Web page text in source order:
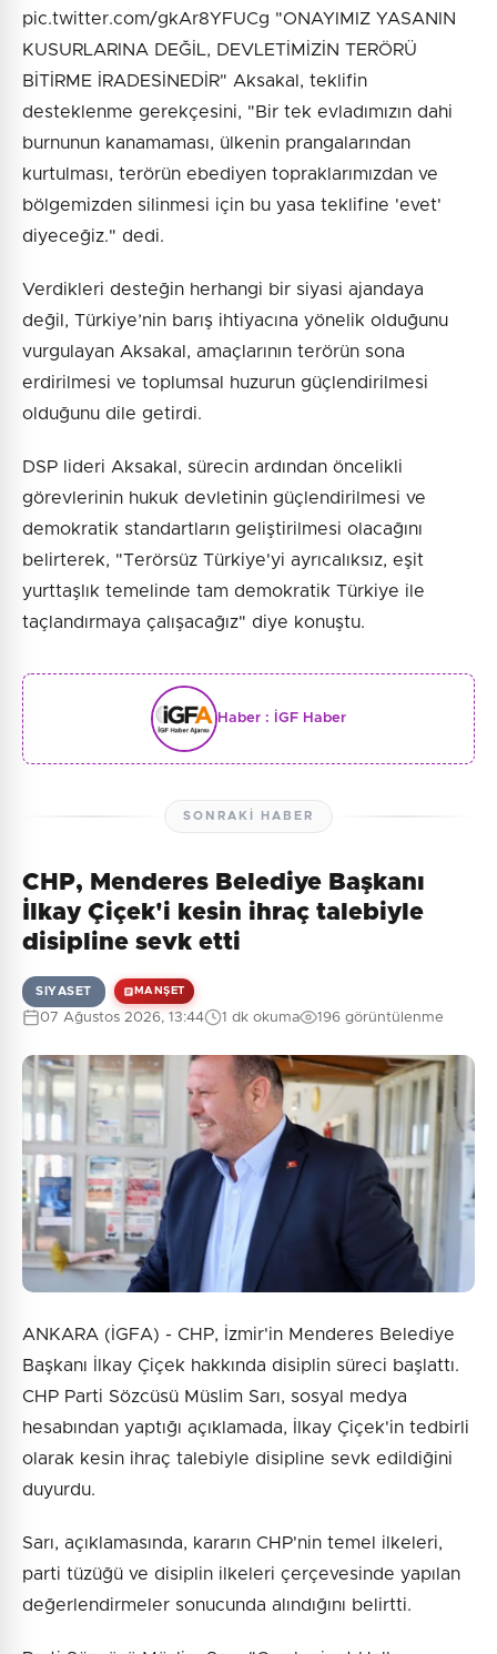
pic.twitter.com/gkAr8YFUCg "ONAYIMIZ YASANIN
KUSURLARINA DEĞİL, DEVLETİMİZİN TERÖRÜ
BİTİRME İRADESİNEDİR" Aksakal, teklifin
desteklenme gerekçesini, "Bir tek evladımızın dahi
burnunun kanamaması, ülkenin prangalarından
kurtulması, terörün ebediyen topraklarımızdan ve
bölgemizden silinmesi için bu yasa teklifine 'evet'
diyeceğiz." dedi.
Verdikleri desteğin herhangi bir siyasi ajandaya
değil, Türkiye’nin barış ihtiyacına yönelik olduğunu
vurgulayan Aksakal, amaçlarının terörün sona
erdirilmesi ve toplumsal huzurun güçlendirilmesi
olduğunu dile getirdi.
DSP lideri Aksakal, sürecin ardından öncelikli
görevlerinin hukuk devletinin güçlendirilmesi ve
demokratik standartların geliştirilmesi olacağını
belirterek, "Terörsüz Türkiye'yi ayrıcalıksız, eşit
yurttaşlık temelinde tam demokratik Türkiye ile
taçlandırmaya çalışacağız" diye konuştu.
Haber : İGF Haber
SONRAKI HABER
CHP, Menderes Belediye Başkanı
İlkay Çiçek'i kesin ihraç talebiyle
disipline sevk etti
SIYASET MANŞET
07 Ağustos 2026, 13:44 1 dk okuma 196 görüntülenme
ANKARA (İGFA) - CHP, İzmir'in Menderes Belediye
Başkanı İlkay Çiçek hakkında disiplin süreci başlattı.
CHP Parti Sözcüsü Müslim Sarı, sosyal medya
hesabından yaptığı açıklamada, İlkay Çiçek'in tedbirli
olarak kesin ihraç talebiyle disipline sevk edildiğini
duyurdu.
Sarı, açıklamasında, kararın CHP'nin temel ilkeleri,
parti tüzüğü ve disiplin ilkeleri çerçevesinde yapılan
değerlendirmeler sonucunda alındığını belirtti.